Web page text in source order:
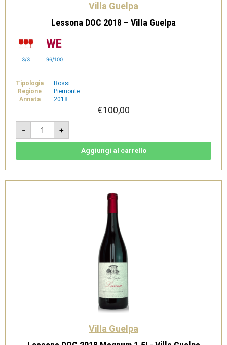
Villa Guelpa
Lessona DOC 2018 – Villa Guelpa
3/3 96/100
Tipologia
Rossi
Regione
Piemonte
Annata
2018
€100,00
-
Lessona
DOC
2018
-
+
Aggiungi al carrello
Villa Guelpa